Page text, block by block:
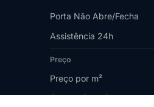
Porta Não Abre/Fecha
Assistência 24h
Preço
Preço por m²
Quanto Custa?